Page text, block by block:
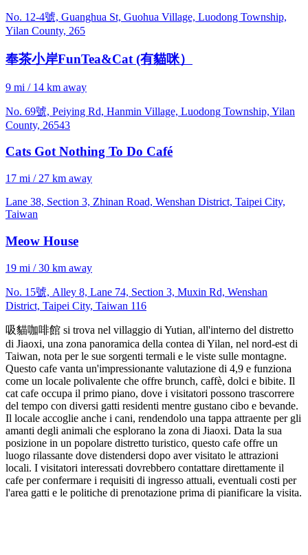
No. 12-4號, Guanghua St, Guohua Village, Luodong Township,
Yilan County, 265
奉茶小岸FunTea&Cat (有貓咪）
9 mi / 14 km away
No. 69號, Peiying Rd, Hanmin Village, Luodong Township, Yilan
County, 26543
Cats Got Nothing To Do Café
17 mi / 27 km away
Lane 38, Section 3, Zhinan Road, Wenshan District, Taipei City,
Taiwan
Meow House
19 mi / 30 km away
No. 15號, Alley 8, Lane 74, Section 3, Muxin Rd, Wenshan
District, Taipei City, Taiwan 116
吸貓咖啡館 si trova nel villaggio di Yutian, all'interno del distretto
di Jiaoxi, una zona panoramica della contea di Yilan, nel nord-est di
Taiwan, nota per le sue sorgenti termali e le viste sulle montagne.
Questo cafe vanta un'impressionante valutazione di 4,9 e funziona
come un locale polivalente che offre brunch, caffè, dolci e bibite. Il
cat cafe occupa il primo piano, dove i visitatori possono trascorrere
del tempo con diversi gatti residenti mentre gustano cibo e bevande.
Il locale accoglie anche i cani, rendendolo una tappa attraente per gli
amanti degli animali che esplorano la zona di Jiaoxi. Data la sua
posizione in un popolare distretto turistico, questo cafe offre un
luogo rilassante dove distendersi dopo aver visitato le attrazioni
locali. I visitatori interessati dovrebbero contattare direttamente il
cafe per confermare i requisiti di ingresso attuali, eventuali costi per
l'area gatti e le politiche di prenotazione prima di pianificare la visita.